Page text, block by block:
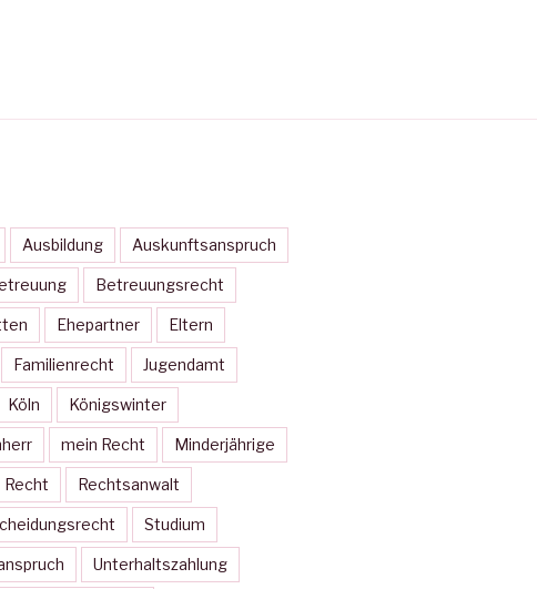
Ausbildung Auskunftsanspruch
Betreuungsrecht
Ehepartner Eltern
Familienrecht Jugendamt
Köln Königswinter
mein Recht Minderjährige
Recht Rechtsanwalt
Studium
Unterhaltszahlung